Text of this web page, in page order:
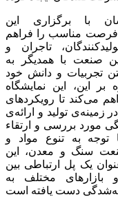
با برگزاری این
فرصت مناسب را فراهم
تاجران و
صنعت با همدیگر به
تجربیات و دانش خود
بر این، این نمایشگاه
می‌کند تا رویکردهای
زمینه‌ی تولید و ارائه‌ی
مورد بررسی و ارتقاء
توجه به تنوع مواد و
سنگ و معدن، این
یک پل ارتباطی بین
بازارهای مختلف به